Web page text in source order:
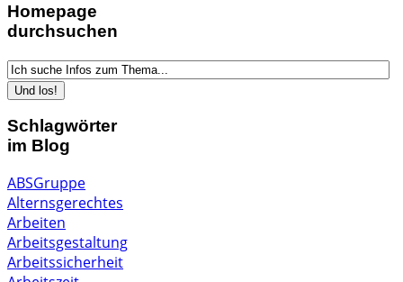
Homepage
durchsuchen
Schlagwörter
im Blog
ABSGruppe
Alternsgerechtes
Arbeiten
Arbeitsgestaltung
Arbeitssicherheit